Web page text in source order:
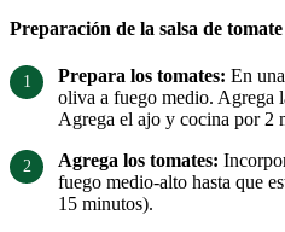
Preparación de la salsa de
Prepara los tomates: En
oliva a fuego medio. Agrega
Agrega el ajo y cocina por 2
Agrega los tomates:
fuego medio-alto hasta que
15 minutos).